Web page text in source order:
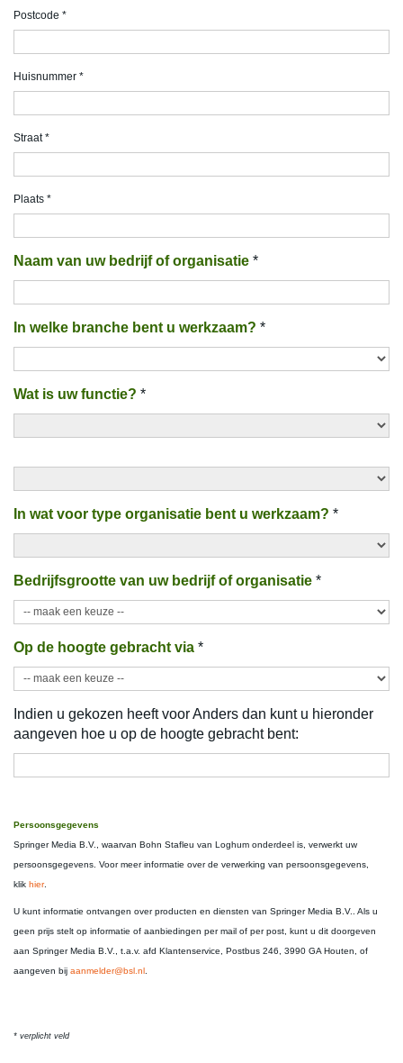
Postcode *
Huisnummer *
Straat*
Plaats *
Naam van uw bedrijf of organisatie *
In welke branche bent u werkzaam? *
Wat is uw functie? *
In wat voor type organisatie bent u werkzaam? *
Bedrijfsgrootte van uw bedrijf of organisatie *
Op de hoogte gebracht via *
Indien u gekozen heeft voor Anders dan kunt u hieronder
aangeven hoe u op de hoogte gebracht bent:
Persoonsgegevens
Springer Media B.V., waarvan Bohn Stafleu van Loghum onderdeel is, verwerkt uw
persoonsgegevens. Voor meer informatie over de verwerking van persoonsgegevens,
klik hier.
U kunt informatie ontvangen over producten en diensten van Springer Media B.V.. Als u
geen prijs stelt op informatie of aanbiedingen per mail of per post, kunt u dit doorgeven
aan Springer Media B.V., t.a.v. afd Klantenservice, Postbus 246, 3990 GA Houten, of
aangeven bij aanmelder@bsl.nl .
* verplicht veld